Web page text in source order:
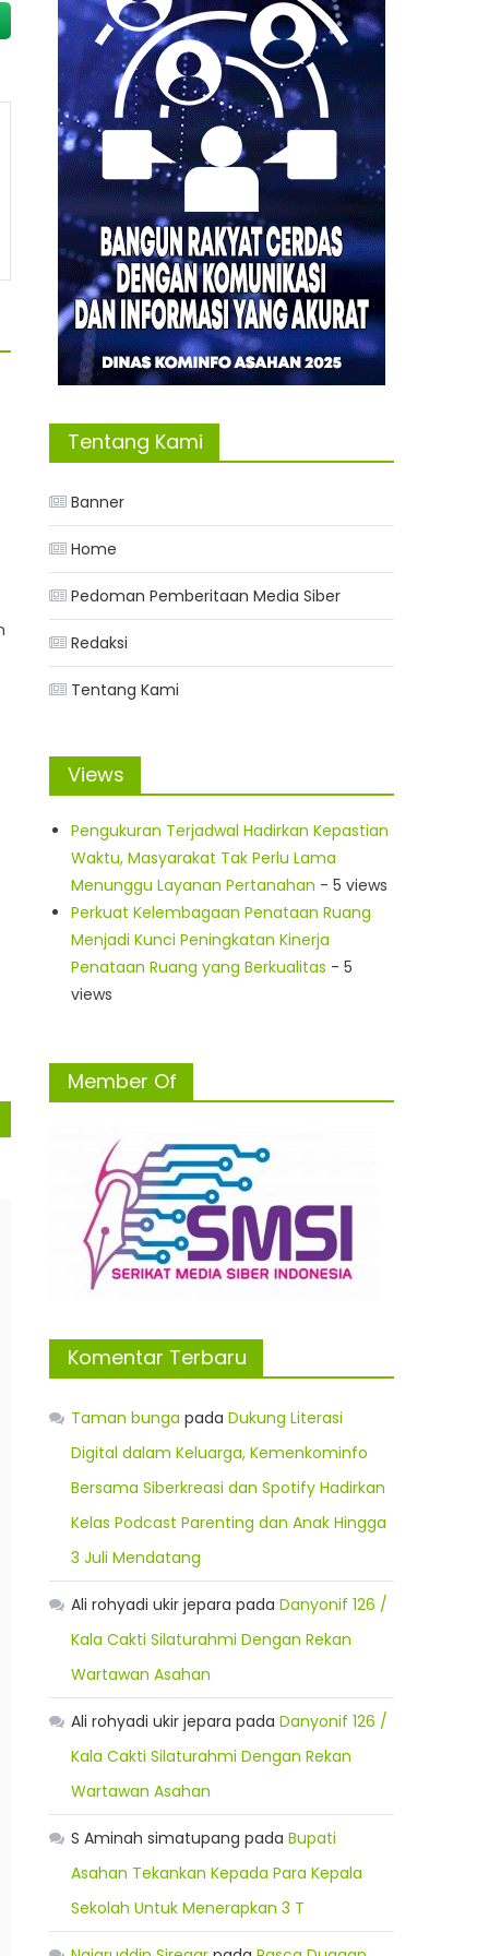
Tentang Kami
Banner
Home
Pedoman Pemberitaan Media Siber
Redaksi
Tentang Kami
Views
Pengukuran Terjadwal Hadirkan Kepastian
Waktu, Masyarakat Tak Perlu Lama
Menunggu Layanan Pertanahan - 5 views
Perkuat Kelembagaan Penataan Ruang
Menjadi Kunci Peningkatan Kinerja
Penataan Ruang yang Berkualitas - 5
views
Member Of
Komentar Terbaru
Taman bunga padaDukung Literasi
Digital dalam Keluarga, Kemenkominfo
Bersama Siberkreasi dan Spotify Hadirkan
Kelas Podcast Parenting dan Anak Hingga
3 Juli Mendatang
Ali rohyadi ukir jepara padaDanyonif 126 /
Kala Cakti Silaturahmi Dengan Rekan
Wartawan Asahan
Ali rohyadi ukir jepara padaDanyonif 126 /
Kala Cakti Silaturahmi Dengan Rekan
Wartawan Asahan
S Aminah simatupang padaBupati
Asahan Tekankan Kepada Para Kepala
Sekolah Untuk Menerapkan 3 T